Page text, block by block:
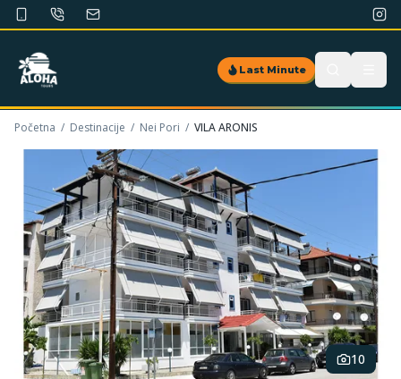
Last Minute
Početna / Destinacije / Nei Pori / VILA ARONIS
10